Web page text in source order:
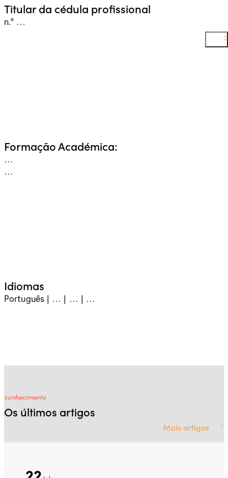
Titular da cédula profissional
n.º …
Formação Académica:
…
…
Idiomas
Português | … | … | …
conhecimento
Os últimos artigos
Mais artigos